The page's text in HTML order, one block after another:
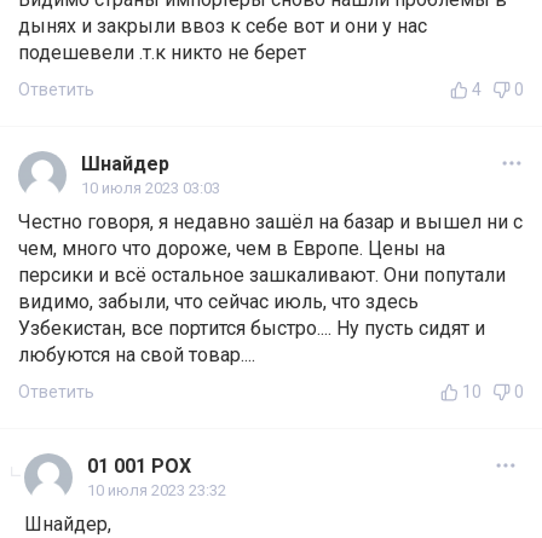
дынях и закрыли ввоз к себе вот и они у нас
подешевели .т.к никто не берет
Ответить 4 0
Шнайдер
10 июля 2023 03:03
Честно говоря, я недавно зашёл на базар и вышел ни с
чем, много что дороже, чем в Европе. Цены на
персики и всё остальное зашкаливают. Они попутали
видимо, забыли, что сейчас июль, что здесь
Узбекистан, все портится быстро.... Ну пусть сидят и
любуются на свой товар....
Ответить 10 0
01 001 POX
10 июля 2023 23:32
Шнайдер,